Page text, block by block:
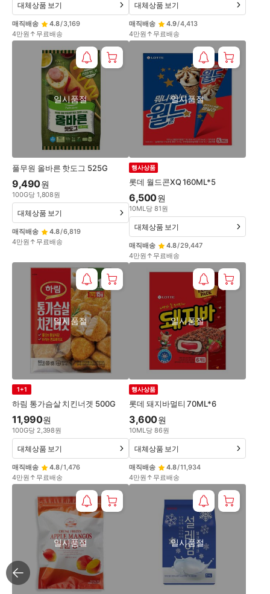
매직배송 4.8/3,169
4만원↑무료배송
대체상품 보기
매직배송 4.9/4,413
4만원↑무료배송
대체상품 보기
풀무원 올바른 핫도그 525G
일시품절
9,490원
100G당 1,808원
매직배송 4.8/6,819
4만원↑무료배송
대체상품 보기
롯데 월드콘XQ 160ML*5
일시품절
행사상품
6,500원
10ML당 81원
매직배송 4.8/29,447
4만원↑무료배송
대체상품 보기
하림 통가슴살 치킨너겟 500G
일시품절
1+1
11,990원
100G당 2,398원
매직배송 4.8/1,476
4만원↑무료배송
대체상품 보기
롯데 돼지바멀티 70ML*6
일시품절
행사상품
3,600원
10ML당 86원
매직배송 4.8/11,934
4만원↑무료배송
대체상품 보기
일시품절 일시품절